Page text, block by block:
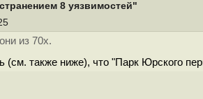
8 уязвимостей"
из 70х.
(см. также ниже), что "Парк Юрского